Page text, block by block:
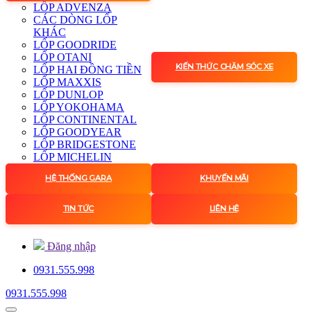
LỐP ADVENZA
CÁC DÒNG LỐP
KHÁC
LỐP GOODRIDE
LỐP OTANI
LỐP HAI ĐỒNG TIỀN
LỐP MAXXIS
LỐP DUNLOP
LỐP YOKOHAMA
LỐP CONTINENTAL
LỐP GOODYEAR
LỐP BRIDGESTONE
LỐP MICHELIN
KIẾN THỨC CHĂM SÓC XE
HỆ THỐNG GARA KHUYẾN MÃI
TIN TỨC LIÊN HỆ
Đăng nhập
0931.555.998
0931.555.998